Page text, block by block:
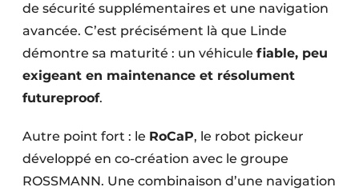
de sécurité supplémentaires et une navigation
avancée. C’est précisément là que Linde
démontre sa maturité : un véhicule fiable, peu
exigeant en maintenance et résolument
futureproof.
Autre point fort : le RoCaP, le robot pickeur
développé en co-création avec le groupe
ROSSMANN. Une combinaison d’une navigation